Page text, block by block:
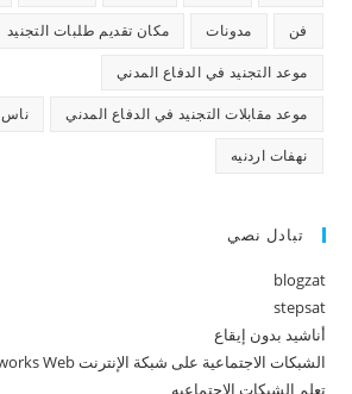
فن مدونات مكان تقديم طلبات التجنيد
موعد التجنيد في الدفاع المدني
موعد مقابلات التجنيد في الدفاع المدني ناس
نهفات اردنيه
تبادل نصي
blogzat
stepsat
أناشيد بدون إيقاع
الشبكات الاجتماعية على شبكة الإنترنت Social Networks Web
تعلم الشبكات الاجتماعيه